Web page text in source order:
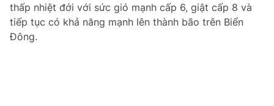
thấp nhiệt đới với sức gió mạnh cấp 6, giật cấp 8 và
tiếp tục có khả năng mạnh lên thành bão trên Biển
Đông.